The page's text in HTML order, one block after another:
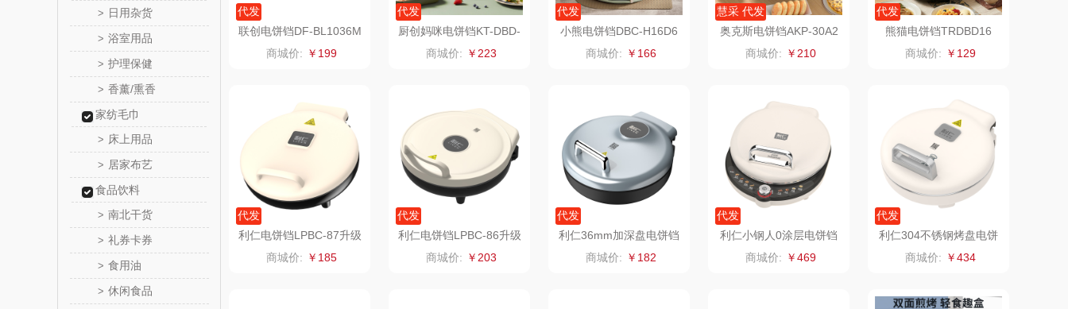
> 日用杂货
> 浴室用品
> 护理保健
> 香薰/熏香
家纺毛巾
> 床上用品
> 居家布艺
食品饮料
> 南北干货
> 礼券卡券
> 食用油
> 休闲食品
戴可思 康宁 京意之选 锦礼 阿茜娅（AGIA）
卓然 首佩 SWISS MILITARY 罗莱超柔床品 奈雪茶院
睿嫣润膏 倍瑞傲 安宝笛 爱润丝婷 形象派
花卉诗 小天鹅 ROBAM老板 罗尔仕 拜灭士
舒蕾（定制款） 洁玉（定制款） 爱国者（移动电
源）
周六福 江中猴姑 江中食疗 凤凰 保卫蛋蛋 马克图布
代发
联创电饼铛DF-BL1036M
商城价: ￥199
代发
厨创妈咪电饼铛KT-DBD-
商城价: ￥223
代发
小熊电饼铛DBC-H16D6
商城价: ￥166
慧采 代发
奥克斯电饼铛AKP-30A2
4-BC-JD
商城价: ￥210
代发
熊猫电饼铛TRDBD16
商城价: ￥129
代发
利仁电饼铛LPBC-87升级
商城价: ￥185
代发
利仁电饼铛LPBC-86升级
商城价: ￥203
代发
利仁36mm加深盘电饼铛
LR-J3198
商城价: ￥182
代发
利仁小钢人0涂层电饼铛
38mm加深盘LR-XGR32
96
商城价: ￥469
代发
利仁304不锈钢烤盘电饼
铛LR-B3197
商城价: ￥434